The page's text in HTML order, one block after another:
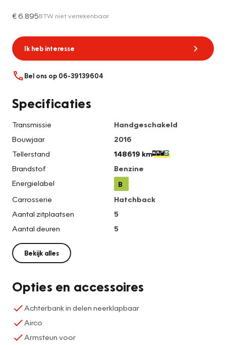
€ 6.895BTW niet verrekenbaar
Ik heb interesse
Bel ons op 06-39139604
Specificaties
Transmissie
Handgeschakeld
Bouwjaar
2016
Tellerstand
148619 km
Brandstof
Benzine
Energielabel
B
Carrosserie
Hatchback
Aantal zitplaatsen
5
Aantal deuren
5
Bekijk alles
Opties en accessoires
Achterbank in delen neerklapbaar
Airco
Armsteun voor